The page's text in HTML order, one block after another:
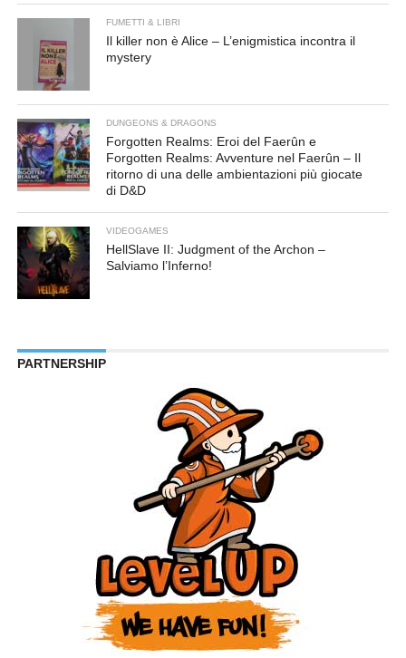
FUMETTI & LIBRI
Il killer non è Alice – L’enigmistica incontra il
mystery
DUNGEONS & DRAGONS
Forgotten Realms: Eroi del Faerûn e
Forgotten Realms: Avventure nel Faerûn – Il
ritorno di una delle ambientazioni più giocate
di D&D
VIDEOGAMES
HellSlave II: Judgment of the Archon –
Salviamo l’Inferno!
PARTNERSHIP